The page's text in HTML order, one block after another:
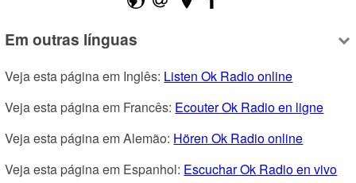
Em outras línguas
Veja esta página em Inglês: Listen Ok Radio online
Veja esta página em Francês: Ecouter Ok Radio en ligne
Veja esta página em Alemão: Hören Ok Radio online
Veja esta página em Espanhol: Escuchar Ok Radio en vivo